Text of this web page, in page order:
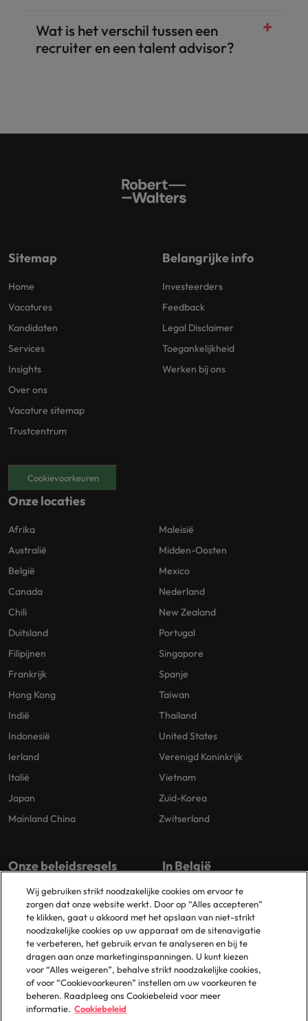
Wat is het verschil tussen een
recruiter en een talent advisor?
Sitemap
Home
Vacatures
Kandidaten
Services
Insights
Over ons
Vacature sitemap
Trustcentrum
Belangrijke info
Investeerders
Feedback
Legal Disclaimer
Toegankelijkheid
Werken bij ons
Cookievoorkeuren
Onze locaties
Afrika
Australië
België
Canada
Chili
Duitsland
Filipijnen
Frankrijk
Hong Kong
Indië
Indonesië
Ierland
Italië
Japan
Mainland China
Maleisië
Midden-Oosten
Mexico
Nederland
New Zealand
Portugal
Singapore
Spanje
Taiwan
Thailand
United States
Verenigd Koninkrijk
Vietnam
Zuid-Korea
Zwitserland
Onze beleidsregels
Privacybeleid
Cookiebeleid
Beleidsbibliotheek
In België
Antwerpen
Brussel
Gent
Groot-Bijgaarden
Wij gebruiken strikt noodzakelijke cookies om ervoor te
zorgen dat onze website werkt. Door op “Alles accepteren”
te klikken, gaat u akkoord met het opslaan van niet-strikt
noodzakelijke cookies op uw apparaat om de sitenavigatie
te verbeteren, het gebruik ervan te analyseren en bij te
dragen aan onze marketinginspanningen. U kunt kiezen
voor “Alles weigeren”, behalve strikt noodzakelijke cookies,
of voor “Cookievoorkeuren” instellen om uw voorkeuren te
beheren. Raadpleeg ons Cookiebeleid voor meer
informatie. Cookiebeleid